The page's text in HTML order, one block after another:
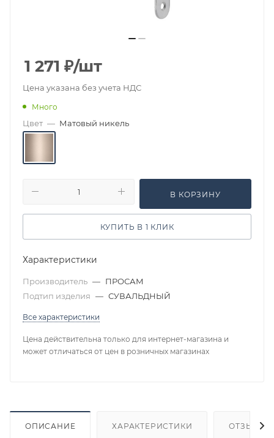
1 271 ₽/шт
Цена указана без учета НДС
Много
Цвет — Матовый никель
В КОРЗИНУ
КУПИТЬ В 1 КЛИК
Характеристики
Производитель — ПРОСАМ
Подтип изделия — СУВАЛЬДНЫЙ
Все характеристики
Цена действительна только для интернет-магазина и
может отличаться от цен в розничных магазинах
ОПИСАНИЕ ХАРАКТЕРИСТИКИ ОТЗЫВЫ